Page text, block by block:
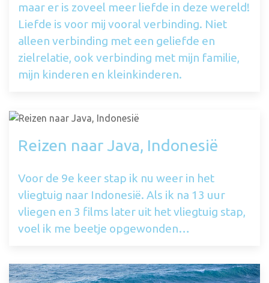
maar er is zoveel meer liefde in deze wereld!
Liefde is voor mij vooral verbinding. Niet
alleen verbinding met een geliefde en
zielrelatie, ook verbinding met mijn familie,
mijn kinderen en kleinkinderen.
Reizen naar Java, Indonesië
Voor de 9e keer stap ik nu weer in het
vliegtuig naar Indonesië. Als ik na 13 uur
vliegen en 3 films later uit het vliegtuig stap,
voel ik me beetje opgewonden…